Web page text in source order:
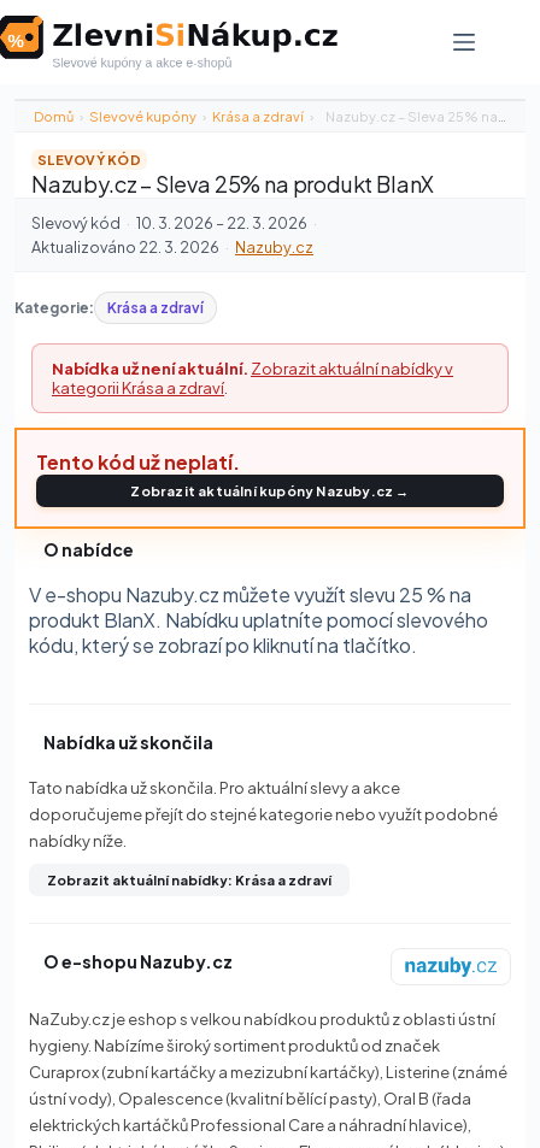
to
content
Domů › Slevové kupóny › Krása a zdraví › Nazuby.cz – Sleva 25% na produkt…
SLEVOVÝ KÓD
Nazuby.cz – Sleva 25% na produkt BlanX
Slevový kód · 10. 3. 2026 – 22. 3. 2026 ·
Aktualizováno 22. 3. 2026 · Nazuby.cz
Kategorie: Krása a zdraví
Nabídka už není aktuální. Zobrazit aktuální nabídky v
kategorii Krása a zdraví.
Tento kód už neplatí.
Zobrazit aktuální kupóny Nazuby.cz →
O nabídce
V e-shopu Nazuby.cz můžete využít slevu 25 % na
produkt BlanX. Nabídku uplatníte pomocí slevového
kódu, který se zobrazí po kliknutí na tlačítko.
Nabídka už skončila
Tato nabídka už skončila. Pro aktuální slevy a akce
doporučujeme přejít do stejné kategorie nebo využít podobné
nabídky níže.
Zobrazit aktuální nabídky: Krása a zdraví
O e-shopu Nazuby.cz
NaZuby.cz je eshop s velkou nabídkou produktů z oblasti ústní
hygieny. Nabízíme široký sortiment produktů od značek
Curaprox (zubní kartáčky a mezizubní kartáčky), Listerine (známé
ústní vody), Opalescence (kvalitní bělící pasty), Oral B (řada
elektrických kartáčků Professional Care a náhradní hlavice),